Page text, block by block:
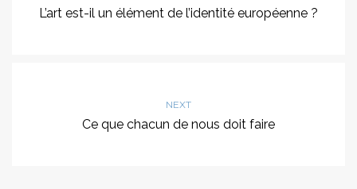
L’art est-il un élément de l’identité européenne ?
NEXT
Ce que chacun de nous doit faire